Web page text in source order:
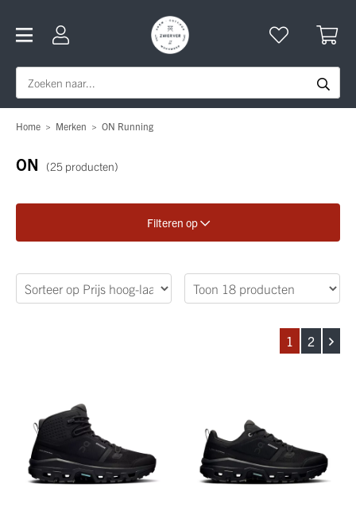
Home > Merken > ON Running
ON (25 producten)
Filteren op
Verfijn je zoekopdracht
Kleuren
1 2